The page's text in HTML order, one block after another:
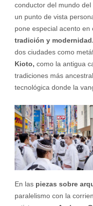
conductor del mundo
un punto de vista
pone especial acento
tradición y modernidad.
dos ciudades como
Kioto, como la antigua
tradiciones más
tecnológica donde la
En las piezas sobre
paralelismo con la